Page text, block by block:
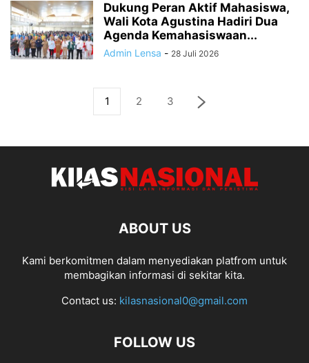
Dukung Peran Aktif Mahasiswa,
Wali Kota Agustina Hadiri Dua
Agenda Kemahasiswaan...
Admin Lensa - 28 Juli 2026
1 2 3
ABOUT US
Kami berkomitmen dalam menyediakan platfrom untuk
membagikan informasi di sekitar kita.
Contact us: kilasnasional0@gmail.com
FOLLOW US